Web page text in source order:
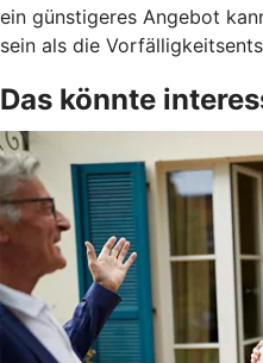
ein günstigeres Angebot
sein als die
Das könnte